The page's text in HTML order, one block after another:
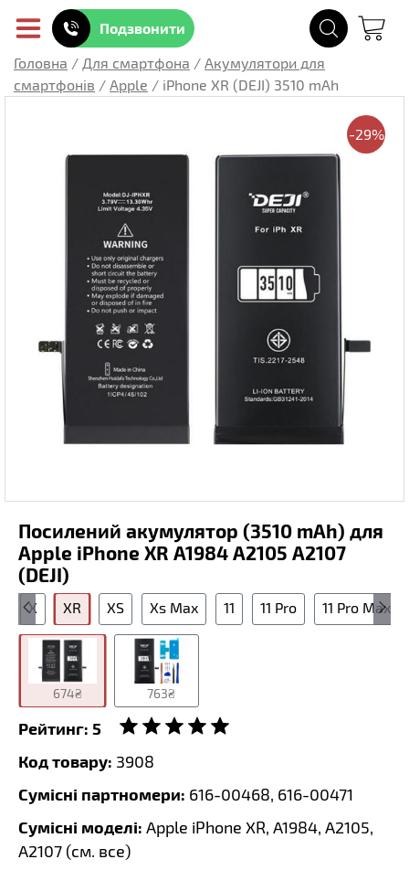
Подзвонити
Головна / Для смартфона / Акумулятори для
смартфонів / Apple / iPhone XR (DEJI) 3510 mAh
-29%
Посилений акумулятор (3510 mAh) для
Apple iPhone XR A1984 A2105 A2107
(DEJI)
X XR XS Xs Max 11 11 Pro 11 Pro Max
674₴ 763₴
Рейтинг: 5
Код товару: 3908
Сумісні партномери: 616-00468, 616-00471
Сумісні моделі: Apple iPhone XR, A1984, A2105,
A2107 (см. все)